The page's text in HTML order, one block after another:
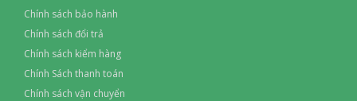
Chính sách bảo hành
Chính sách đổi trả
Chính sách kiểm hàng
Chính Sách thanh toán
Chính sách vận chuyển